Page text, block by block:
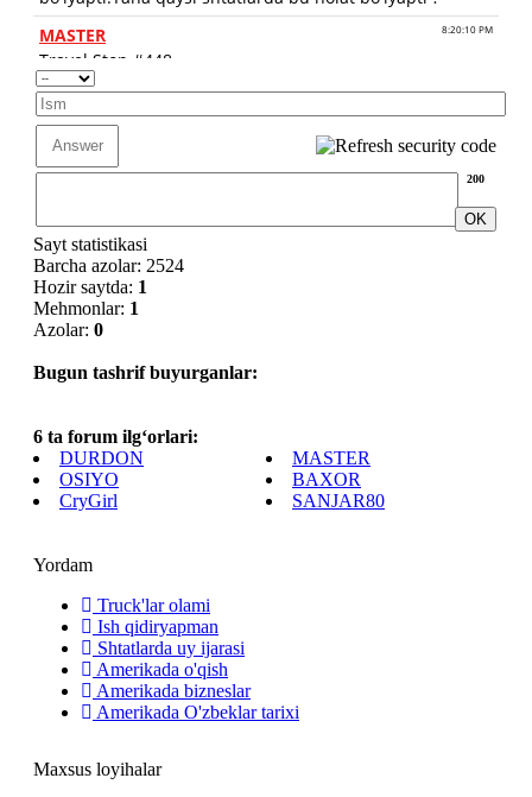
200
Sayt statistikasi
Barcha azolar: 2524
Hozir saytda: 1
Mehmonlar: 1
Azolar: 0
Bugun tashrif buyurganlar:
6 ta forum ilg‘orlari:
DURDON
MASTER
OSIYO
BAXOR
CryGirl
SANJAR80
Yordam
Truck'lar olami
Ish qidiryapman
Shtatlarda uy ijarasi
Amerikada o'qish
Amerikada bizneslar
Amerikada O'zbeklar tarixi
Maxsus loyihalar